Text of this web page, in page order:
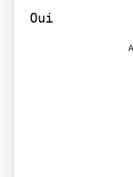
Oui